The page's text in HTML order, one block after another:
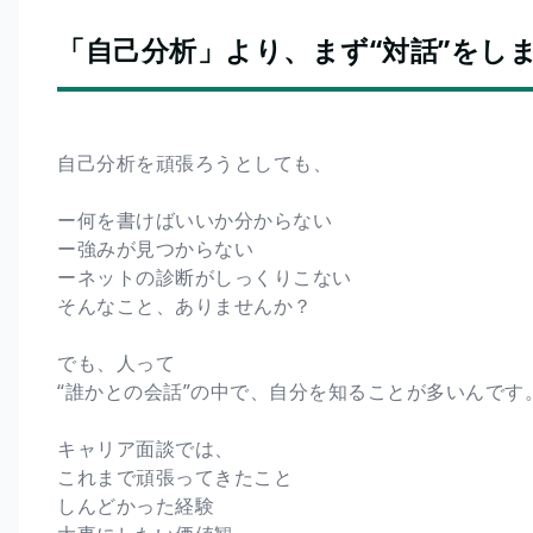
「自己分析」より、まず“対話”をし
自己分析を頑張ろうとしても、
ー何を書けばいいか分からない
ー強みが見つからない
ーネットの診断がしっくりこない
そんなこと、ありませんか？
でも、人って
“誰かとの会話”の中で、自分を知ることが多いんです。
キャリア面談では、
これまで頑張ってきたこと
しんどかった経験